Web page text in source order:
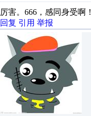
厉害。666，感同身受啊！
回复 引用 举报